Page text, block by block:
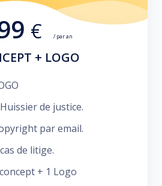
€ / par an
+ LOGO
de justice.
par email.
de litige.
+ 1 Logo